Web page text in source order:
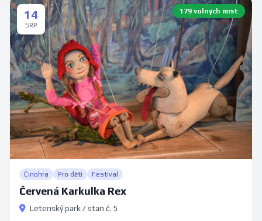
14
SRP
179 volných míst
Činohra Pro děti Festival
Červená Karkulka Rex
Letenský park / stan č. 5